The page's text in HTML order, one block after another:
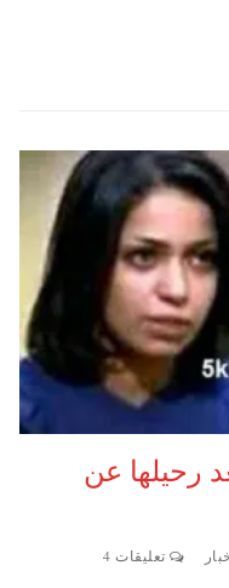
رحيلها عن
تعليقات 4